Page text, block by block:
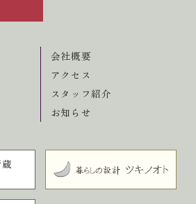
会社概要
アクセス
スタッフ紹介
お知らせ